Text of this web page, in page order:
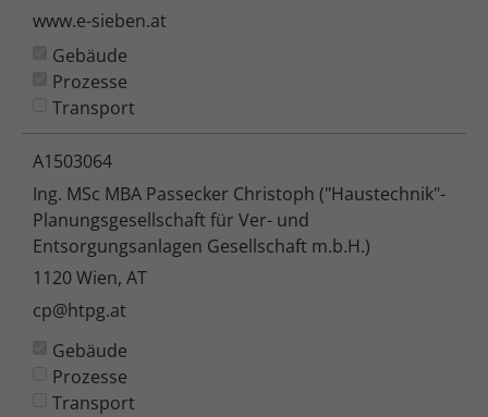
www.e-sieben.at
Gebäude
Prozesse
Transport
A1503064
Ing. MSc MBA Passecker Christoph ("Haustechnik"-
Planungsgesellschaft für Ver- und
Entsorgungsanlagen Gesellschaft m.b.H.)
1120 Wien, AT
cp@htpg.at
Gebäude
Prozesse
Transport